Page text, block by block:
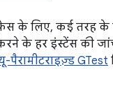
के लिए, कई तरह के
के हर इंस्टेंस की
पैरामीटराइज़्ड GTest